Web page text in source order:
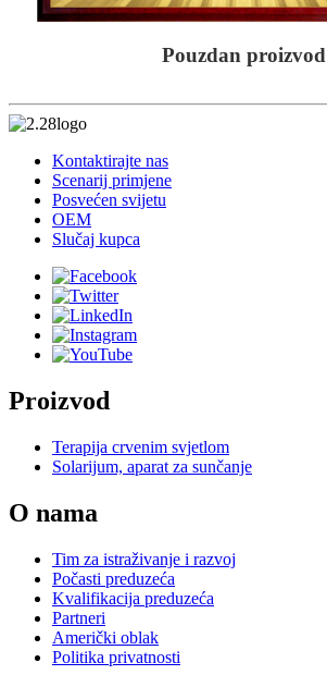
Pouzdan proizvod
Kontaktirajte nas
Scenarij primjene
Posvećen svijetu
OEM
Slučaj kupca
Proizvod
Terapija crvenim svjetlom
Solarijum, aparat za sunčanje
O nama
Tim za istraživanje i razvoj
Počasti preduzeća
Kvalifikacija preduzeća
Partneri
Američki oblak
Politika privatnosti